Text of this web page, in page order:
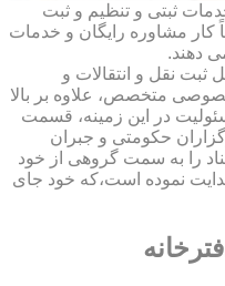
ثبتی و تنظیم و ثبت
کار مشاوره رایگان و خدمات
دهند.
نقل و انتقالات و
متخصص، علاوه بر بالا
در این زمینه، قسمت
حکومتی و جبران
را به سمت گروهی از خود
نموده است،که خود جای